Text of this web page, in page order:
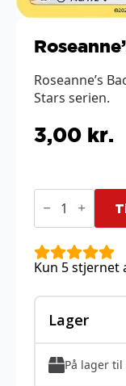
Roseanne’s
Stars serien.
3,00 kr.
Roseanne's
Backup
148/172
antal
Kun 5 stjernet
Lager
På lager